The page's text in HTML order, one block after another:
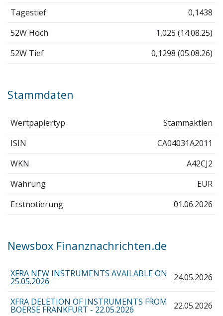
Tagestief
0,1438
52W Hoch
1,025 (14.08.25)
52W Tief
0,1298 (05.08.26)
Stammdaten
Wertpapiertyp
Stammaktien
ISIN
CA04031A2011
WKN
A42CJ2
Währung
EUR
Erstnotierung
01.06.2026
Newsbox Finanznachrichten.de
XFRA NEW INSTRUMENTS AVAILABLE ON
25.05.2026 24.05.2026
XFRA DELETION OF INSTRUMENTS FROM
BOERSE FRANKFURT - 22.05.2026 22.05.2026